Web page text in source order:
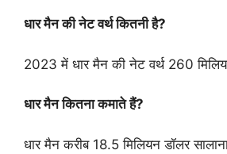
धार मैन की नेट वर्थ कितनी है?
2023 में धार मैन की नेट वर्थ 260
धार मैन कितना कमाते हैं?
धार मैन करीब 18.5 मिलियन डॉलर